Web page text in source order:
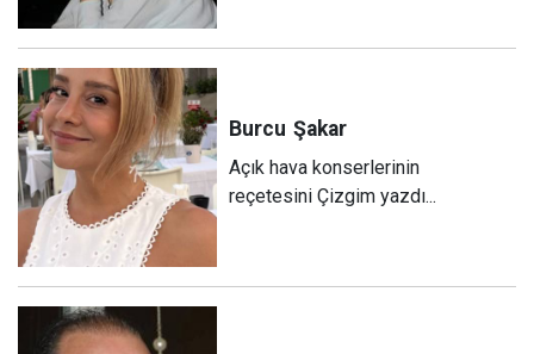
Burcu Şakar
Açık hava konserlerinin
reçetesini Çizgim yazdı...